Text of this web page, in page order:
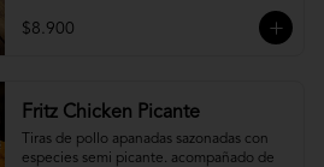
$8.900
Fritz Chicken Picante
Tiras de pollo apanadas sazonadas con
especies semi picante. acompañado de